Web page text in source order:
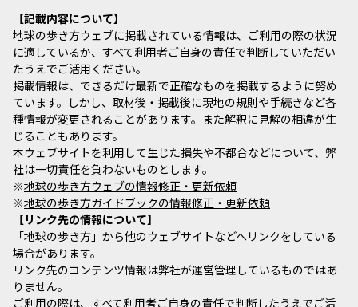
記載内容について
地球の歩き方ウェブに掲載されている情報は、ご利用の際の状況
に適しているか、すべて利用者ご自身の責任で判断していただい
たうえでご活用ください。
掲載情報は、できるだけ最新で正確なものを掲載するように努め
ています。しかし、取材後・掲載後に現地の規則や手続きなど各
種情報が変更されることがあります。また解釈に見解の相違が生
じることもあります。
本ウェブサイトを利用して生じた損失や不都合などについて、弊
社は一切責任を負わないものとします。
※地球の歩き方ウェブの情報修正・更新依頼
※地球の歩き方ガイドブックの情報修正・更新依頼
リンク先の情報について
「地球の歩き方」から他のウェブサイトなどへリンクをしている
場合があります。
リンク先のコンテンツ情報は弊社が運営管理しているものではあ
りません。
ご利用の際は、すべて利用者ご自身の責任で判断したうえでご活